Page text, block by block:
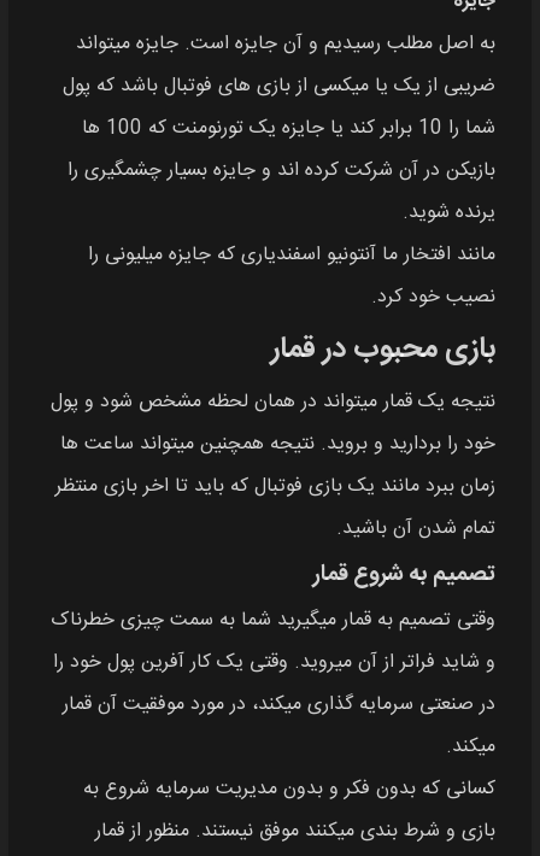
به اصل مطلب رسیدیم و آن جایزه است. جایزه میتواند
ضریبی از یک یا میکسی از بازی های فوتبال باشد که پول
شما را 10 برابر کند یا جایزه یک تورنومنت که 100 ها
بازیکن در آن شرکت کرده اند و جایزه بسیار چشمگیری را
یرنده شوید.
مانند افتخار ما آنتونیو اسفندیاری که جایزه میلیونی را
نصیب خود کرد.
بازی محبوب در قمار
نتیجه یک قمار میتواند در همان لحظه مشخص شود و پول
خود را بردارید و بروید. نتیجه همچنین میتواند ساعت ها
زمان ببرد مانند یک بازی فوتبال که باید تا اخر بازی منتظر
تمام شدن آن باشید.
تصمیم به شروع قمار
وقتی تصمیم به قمار میگیرید شما به سمت چیزی خطرناک
و شاید فراتر از آن میروید. وقتی یک کار آفرین پول خود را
در صنعتی سرمایه گذاری میکند، در مورد موفقیت آن قمار
میکند.
کسانی که بدون فکر و بدون مدیریت سرمایه شروع به
بازی و شرط بندی میکنند موفق نیستند. منظور از قمار